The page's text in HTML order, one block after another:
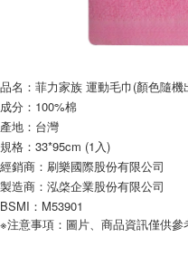
４．使用「AFTEE先享後付」時
時審查核予不同之上限額度；若
請求用戶進行身份認證。
品名：菲力家族 運動毛巾(顏色隨機
成分：100%棉
產地：台灣
規格：33*95cm (1入)
經銷商：刷樂國際股份有限公司
製造商：泓棨企業股份有限公司
BSMI：M53901
※注意事項：圖片、商品資訊僅供